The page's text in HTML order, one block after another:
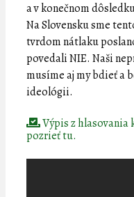
a v konečnom
Na Slovensku sme
tvrdom nátlaku
povedali NIE. Naši
musíme aj my bdieť a
ideológii.
Výpis z
pozrieť tu.